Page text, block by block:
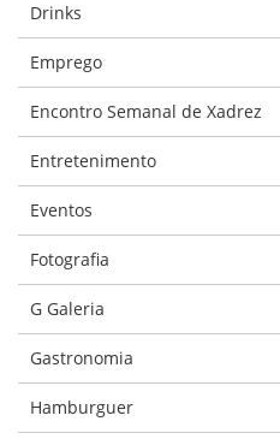
Drinks
Emprego
Encontro Semanal de Xadrez
Entretenimento
Eventos
Fotografia
G Galeria
Gastronomia
Hamburguer